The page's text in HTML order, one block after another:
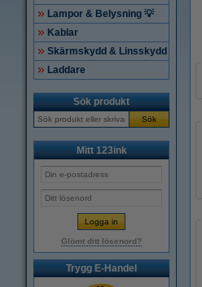
Lampor & Belysning 💡
Kablar
Skärmskydd & Linsskydd
Laddare
Sök produkt
Sök
Mitt 123ink
Glömt ditt lösenord?
Trygg E-Handel